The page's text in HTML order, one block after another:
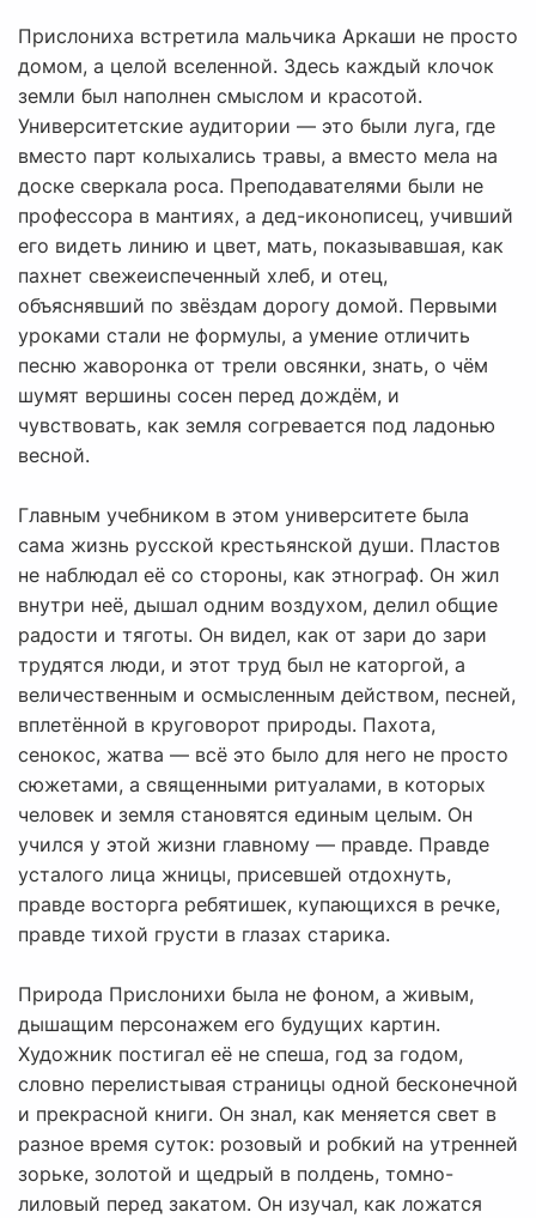
Прислониха встретила мальчика Аркаши не просто
домом, а целой вселенной. Здесь каждый клочок
земли был наполнен смыслом и красотой.
Университетские аудитории — это были луга, где
вместо парт колыхались травы, а вместо мела на
доске сверкала роса. Преподавателями были не
профессора в мантиях, а дед-иконописец, учивший
его видеть линию и цвет, мать, показывавшая, как
пахнет свежеиспеченный хлеб, и отец,
объяснявший по звёздам дорогу домой. Первыми
уроками стали не формулы, а умение отличить
песню жаворонка от трели овсянки, знать, о чём
шумят вершины сосен перед дождём, и
чувствовать, как земля согревается под ладонью
весной.
Главным учебником в этом университете была
сама жизнь русской крестьянской души. Пластов
не наблюдал её со стороны, как этнограф. Он жил
внутри неё, дышал одним воздухом, делил общие
радости и тяготы. Он видел, как от зари до зари
трудятся люди, и этот труд был не каторгой, а
величественным и осмысленным действом, песней,
вплетённой в круговорот природы. Пахота,
сенокос, жатва — всё это было для него не просто
сюжетами, а священными ритуалами, в которых
человек и земля становятся единым целым. Он
учился у этой жизни главному — правде. Правде
усталого лица жницы, присевшей отдохнуть,
правде восторга ребятишек, купающихся в речке,
правде тихой грусти в глазах старика.
Природа Прислонихи была не фоном, а живым,
дышащим персонажем его будущих картин.
Художник постигал её не спеша, год за годом,
словно перелистывая страницы одной бесконечной
и прекрасной книги. Он знал, как меняется свет в
разное время суток: розовый и робкий на утренней
зорьке, золотой и щедрый в полдень, томно-
лиловый перед закатом. Он изучал, как ложатся